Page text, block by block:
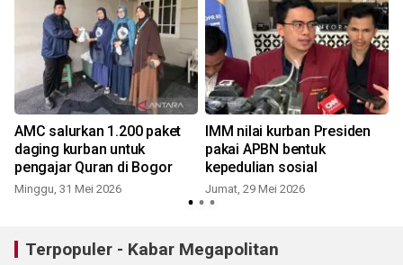
AMC salurkan 1.200 paket
daging kurban untuk
pengajar Quran di Bogor
Minggu, 31 Mei 2026
IMM nilai kurban Presiden
pakai APBN bentuk
kepedulian sosial
Jumat, 29 Mei 2026
Terpopuler - Kabar Megapolitan